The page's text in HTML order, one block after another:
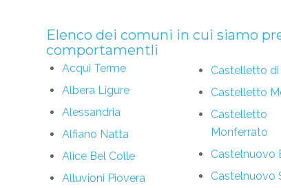
Elenco dei comuni in cui siamo
comportamentli
Acqui Terme
Albera Ligure
Alessandria
Alfiano Natta
Alice Bel Colle
Alluvioni Piovera
Castelletto di
Castelletto
Castelletto
Monferrato
Castelnuovo
Castelnuovo